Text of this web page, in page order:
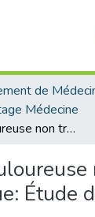
de
Médecine
Épaule douloureuse non traumatique: Étude de cas
Étude